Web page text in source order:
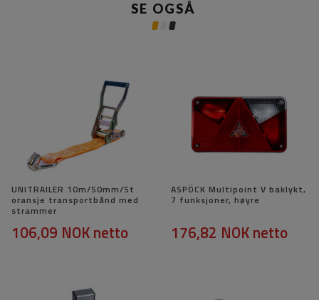
SE OGSÅ
UNITRAILER 10m/50mm/5t
oransje transportbånd med
strammer
106,09 NOKnetto
ASPÖCK Multipoint V baklykt,
7 funksjoner, høyre
176,82 NOKnetto